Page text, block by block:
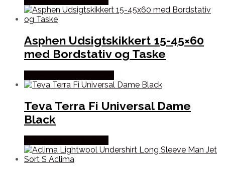
Asphen Udsigtskikkert 15-45×60
med Bordstativ og Taske
Teva Terra Fi Universal Dame
Black